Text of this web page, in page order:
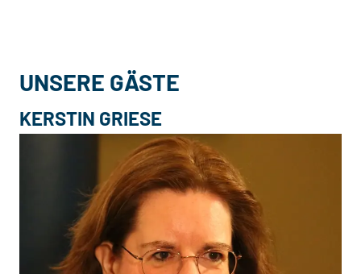
UNSERE GÄSTE
KERSTIN GRIESE